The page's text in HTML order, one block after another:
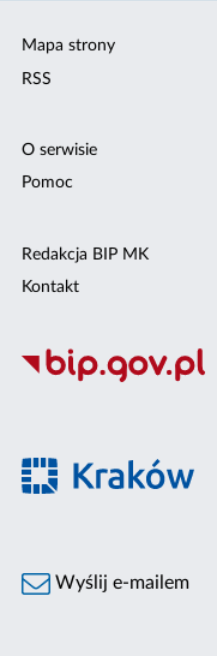
Mapa strony
RSS
O serwisie
Pomoc
Redakcja BIP MK
Kontakt
Wyślij e-mailem